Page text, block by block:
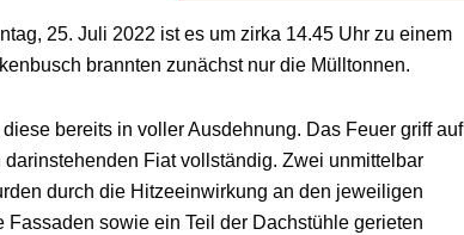
25. Juli 2022 ist es um zirka 14.45 Uhr zu einem
brannten zunächst nur die Mülltonnen.
bereits in voller Ausdehnung. Das Feuer griff auf
Fiat vollständig. Zwei unmittelbar
durch die Hitzeeinwirkung an den jeweiligen
sowie ein Teil der Dachstühle gerieten